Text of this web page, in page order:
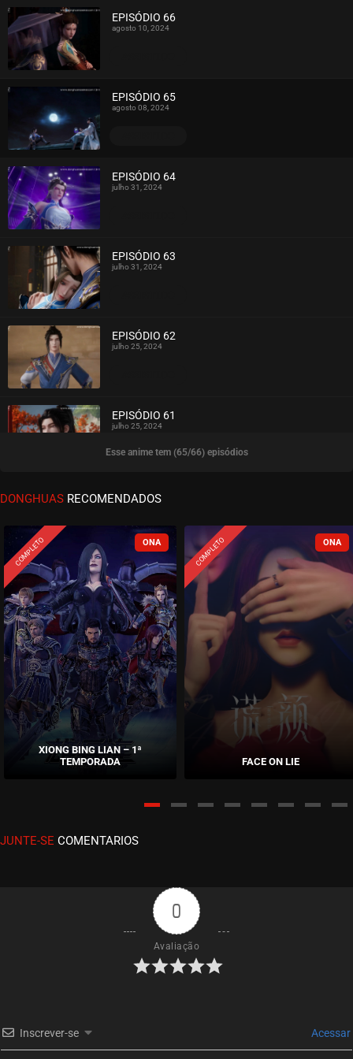
EPISÓDIO 66
agosto 10, 2024
EPISÓDIO 65
agosto 08, 2024
EPISÓDIO 64
julho 31, 2024
EPISÓDIO 63
julho 31, 2024
EPISÓDIO 62
julho 25, 2024
ASSISTIDO
EPISÓDIO 61
julho 25, 2024
ASSISTIDO
EPISÓDIO 60
ASSISTIDO
EPISÓDIO 59
julho 17, 2024
ASSISTIDO
EPISÓDIO 58
julho 11, 2024
EPISÓDIO 57
julho 11, 2024
ASSISTIDO
EPISÓDIO 55
julho 04, 2024
EPISÓDIO 54
EPISÓDIO 53
Esse anime tem (65/66) episódios
DONGHUAS RECOMENDADOS
COMPLETO
XIONG BING LIAN – 1ª
TEMPORADA
COMPLETO
FACE ON LIE
JUNTE-SE COMENTARIOS
0
Avaliação
Inscrever-se Acessar